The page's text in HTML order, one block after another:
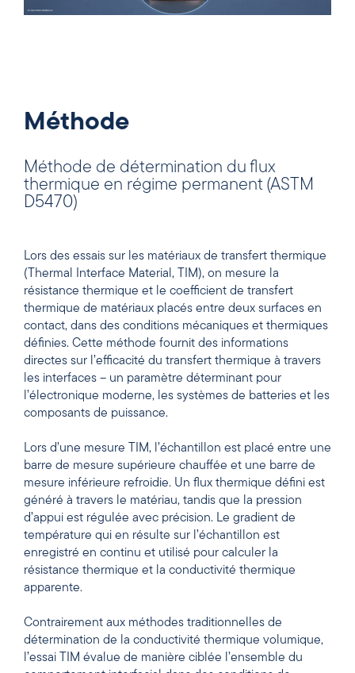
Méthode
Méthode de détermination du flux
thermique en régime permanent (ASTM
D5470)
Lors des essais sur les matériaux de transfert thermique
(Thermal Interface Material, TIM), on mesure la
résistance thermique et le coefficient de transfert
thermique de matériaux placés entre deux surfaces en
contact, dans des conditions mécaniques et thermiques
définies. Cette méthode fournit des informations
directes sur l’efficacité du transfert thermique à travers
les interfaces – un paramètre déterminant pour
l’électronique moderne, les systèmes de batteries et les
composants de puissance.
Lors d’une mesure TIM, l’échantillon est placé entre une
barre de mesure supérieure chauffée et une barre de
mesure inférieure refroidie. Un flux thermique défini est
généré à travers le matériau, tandis que la pression
d’appui est régulée avec précision. Le gradient de
température qui en résulte sur l’échantillon est
enregistré en continu et utilisé pour calculer la
résistance thermique et la conductivité thermique
apparente.
Contrairement aux méthodes traditionnelles de
détermination de la conductivité thermique volumique,
l’essai TIM évalue de manière ciblée l’ensemble du